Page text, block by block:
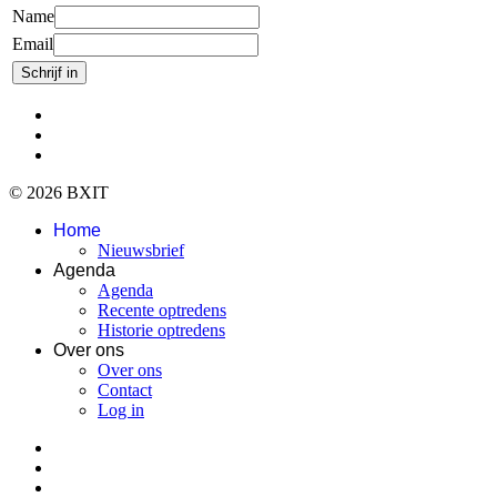
Name
Email
© 2026 BXIT
Home
Nieuwsbrief
Agenda
Agenda
Recente optredens
Historie optredens
Over ons
Over ons
Contact
Log in